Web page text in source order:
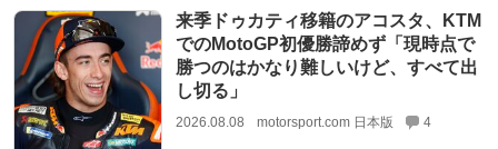
来季ドゥカティ移籍のアコスタ、KTM
でのMotoGP初優勝諦めず「現時点で
勝つのはかなり難しいけど、すべて出
し切る」
2026.08.08 motorsport.com 日本版 4